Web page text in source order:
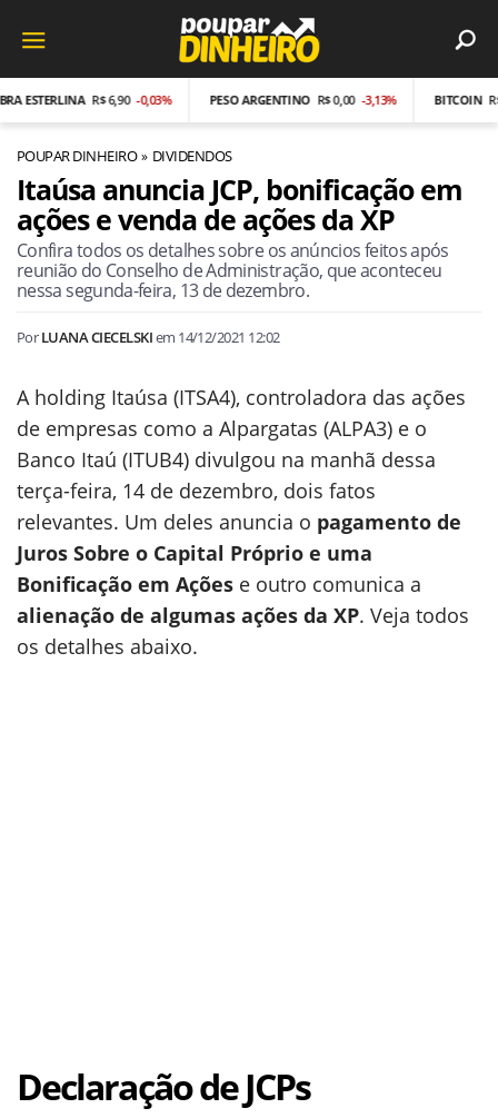
ESTERLINA R$ 6,90 -0,03% PESO ARGENTINO R$ 0,00 -3,13% BITCOIN R$
POUPAR DINHEIRO DIVIDENDOS
Itaúsa anuncia JCP, bonificação em
ações e venda de ações da XP
Confira todos os detalhes sobre os anúncios feitos após
reunião do Conselho de Administração, que aconteceu
nessa segunda-feira, 13 de dezembro.
PorLUANA CIECELSKIem 14/12/2021 12:02
A holding Itaúsa (ITSA4), controladora das ações
de empresas como a Alpargatas (ALPA3) e o
Banco Itaú (ITUB4) divulgou na manhã dessa
terça-feira, 14 de dezembro, dois fatos
relevantes. Um deles anuncia o pagamento de
Juros Sobre o Capital Próprio e uma
Bonificação em Ações e outro comunica a
alienação de algumas ações da XP. Veja todos
os detalhes abaixo.
Declaração de JCPs